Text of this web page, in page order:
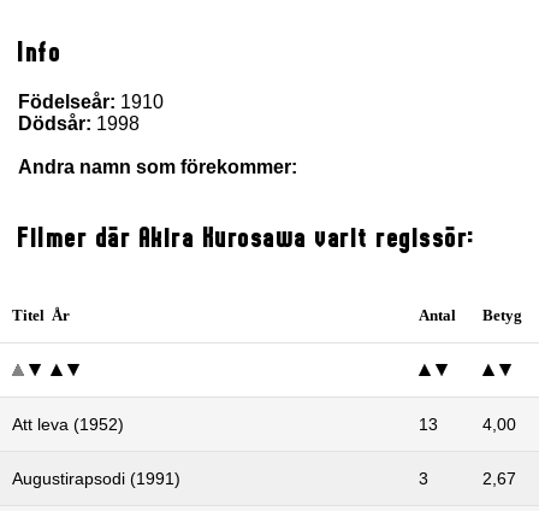
Info
Födelseår: 1910
Dödsår: 1998
Andra namn som förekommer:
Filmer där Akira Kurosawa varit regissör:
Titel År Antal Betyg
Att leva (1952) 13 4,00
Augustirapsodi (1991) 3 2,67